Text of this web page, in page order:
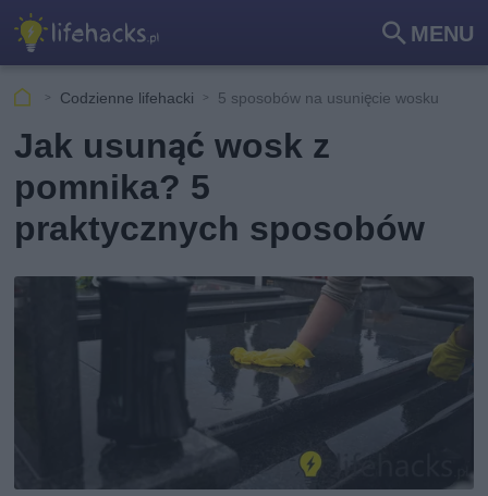
MENU
Szu
kaj
Codzienne lifehacki 5 sposobów na usunięcie wosku
Jak usunąć wosk z
pomnika? 5
praktycznych sposobów